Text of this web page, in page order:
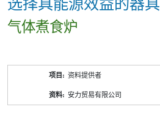
选择具能源效益的器具
气体煮食炉
资料提供者
安力贸易有限公司